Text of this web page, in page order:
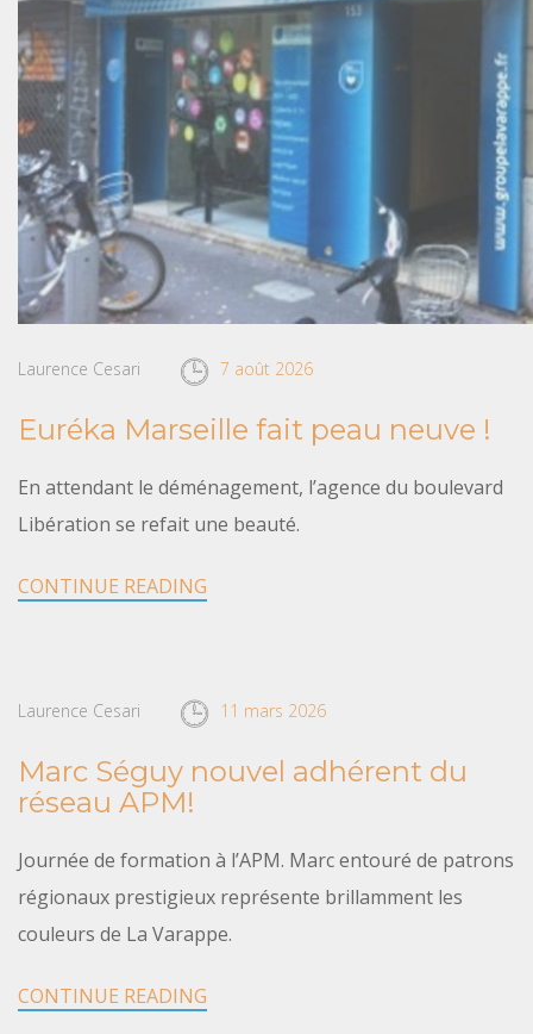
Laurence Cesari 7 août 2026
Euréka Marseille fait peau neuve !
En attendant le déménagement, l’agence du boulevard
Libération se refait une beauté.
CONTINUE READING
Laurence Cesari 11 mars 2026
Marc Séguy nouvel adhérent du
réseau APM!
Journée de formation à l’APM. Marc entouré de patrons
régionaux prestigieux représente brillamment les
couleurs de La Varappe.
CONTINUE READING